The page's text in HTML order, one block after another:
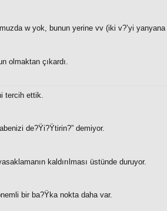
w yok, bunun yerine vv (iki v?’yi
olmaktan çıkardı.
tercih ettik.
de?Ÿi?Ÿtirin?” demiyor.
kaldırılması üstünde duruyor.
bir ba?Ÿka nokta daha var.